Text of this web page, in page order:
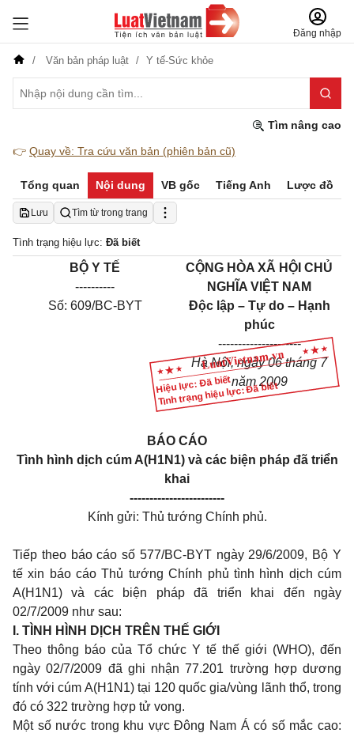
Đăng nhập
Văn bản pháp luật Y tế-Sức khỏe
Tìm nâng cao
👉 Quay về: Tra cứu văn bản (phiên bản cũ)
Tổng quan Nội dung VB gốc Tiếng Anh Lược đồ
Lưu Tìm từ trong trang
Tình trạng hiệu lực: Đã biết
Hiệu lực: Đã biết
Tình trạng hiệu lực: Đã biết
BỘ Y TẾ
----------
Số: 609/BC-BYT
CỘNG HÒA XÃ HỘI CHỦ
NGHĨA VIỆT NAM
Độc lập – Tự do – Hạnh
phúc
---------------------
Hà Nội, ngày 06 tháng 7
năm 2009
BÁO CÁO
Tình hình dịch cúm A(H1N1) và các biện pháp đã triển
khai
------------------------
Kính gửi: Thủ tướng Chính phủ.
Tiếp theo báo cáo số 577/BC-BYT ngày 29/6/2009, Bộ Y
tế xin báo cáo Thủ tướng Chính phủ tình hình dịch cúm
A(H1N1) và các biện pháp đã triển khai đến ngày
02/7/2009 như sau:
I. TÌNH HÌNH DỊCH TRÊN THẾ GIỚI
Theo thông báo của Tổ chức Y tế thế giới (WHO), đến
ngày 02/7/2009 đã ghi nhận 77.201 trường hợp dương
tính với cúm A(H1N1) tại 120 quốc gia/vùng lãnh thổ, trong
đó có 322 trường hợp tử vong.
Một số nước trong khu vực Đông Nam Á có số mắc cao: